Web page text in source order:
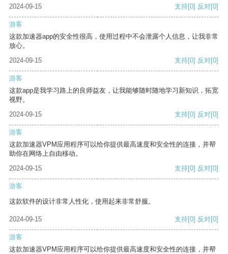
2024-09-15 支持[0] 反对[0]
游客
这款加速器app的安全性很高，使用过程中不会泄露个人信息，让我非常
放心。
2024-09-15
支持[0] 反对[0]
游客
这款app是我学习路上的良师益友，让我能够随时随地学习新知识，拓宽
视野。
2024-09-15
支持[0] 反对[0]
游客
这款加速器VPM应用程序可以给你提供最高速度和安全性的连接，并帮
助你在网络上自由移动。
2024-09-15
支持[0] 反对[0]
游客
这款软件的设计非常人性化，使用起来非常舒服。
2024-09-15 支持[0] 反对[0]
游客
这款加速器VPM应用程序可以给你提供最高速度和安全性的连接，并帮